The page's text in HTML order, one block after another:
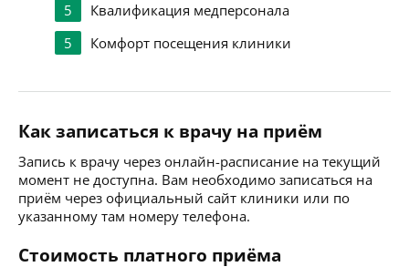
5
Квалификация медперсонала
5
Комфорт посещения клиники
Как записаться к врачу на приём
Запись к врачу через онлайн-расписание на текущий
момент не доступна. Вам необходимо записаться на
приём через официальный сайт клиники или по
указанному там номеру телефона.
Стоимость платного приёма